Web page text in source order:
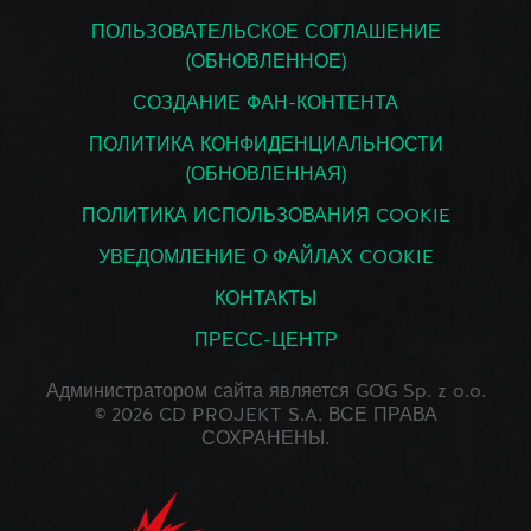
ПОЛЬЗОВАТЕЛЬСКОЕ СОГЛАШЕНИЕ
(ОБНОВЛЕННОЕ)
СОЗДАНИЕ ФАН-КОНТЕНТА
ПОЛИТИКА КОНФИДЕНЦИАЛЬНОСТИ
(ОБНОВЛЕННАЯ)
ПОЛИТИКА ИСПОЛЬЗОВАНИЯ COOKIE
УВЕДОМЛЕНИЕ О ФАЙЛАХ COOKIE
КОНТАКТЫ
ПРЕСС-ЦЕНТР
Администратором сайта является GOG Sp. z o.o.
© 2026 CD PROJEKT S.A. ВСЕ ПРАВА
СОХРАНЕНЫ.